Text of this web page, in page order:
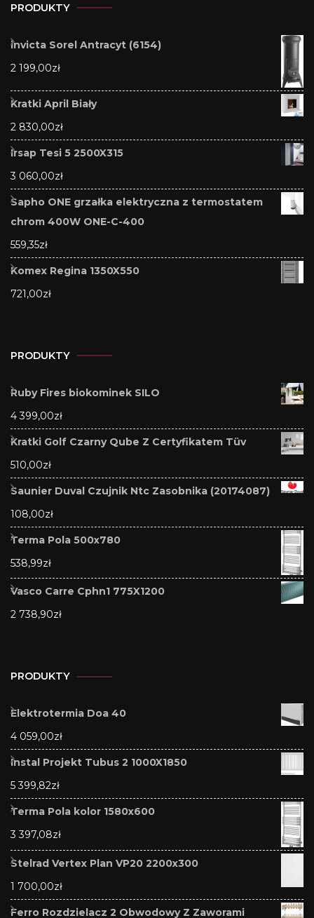
PRODUKTY
invicta Sorel Antracyt (6154)
2 199,00zł
Kratki April Biały
2 830,00zł
Irsap Tesi 5 2500X315
3 060,00zł
Sapho ONE grzałka elektryczna z termostatem
chrom 400W ONE-C-400
559,35zł
Komex Regina 1350X550
721,00zł
PRODUKTY
Ruby Fires biokominek SILO
4 399,00zł
Kratki Golf Czarny Qube Z Certyfikatem Tüv
510,00zł
Saunier Duval Czujnik Ntc Zasobnika (20174087)
108,00zł
Terma Pola 500x780
538,99zł
Vasco Carre Cphn1 775X1200
2 738,90zł
PRODUKTY
Elektrotermia Doa 40
4 059,00zł
Instal Projekt Tubus 2 1000X1850
5 399,82zł
Terma Pola kolor 1580x600
3 397,08zł
Stelrad Vertex Plan VP20 2200x300
1 700,00zł
Ferro Rozdzielacz 2 Obwodowy Z Zaworami